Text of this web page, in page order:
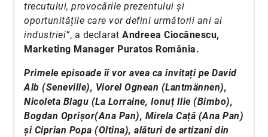
trecutului, provocările prezentului și
oportunitățile care vor defini următorii ani ai
industriei”, a declarat Andreea Ciocănescu,
Marketing Manager Puratos România.
Primele episoade îi vor avea ca invitați pe David
Alb (Seneville), Viorel Ognean (Lantmännen),
Nicoleta Blagu (La Lorraine, Ionuț Ilie (Bimbo),
Bogdan Oprișor(Ana Pan), Mirela Cață (Ana Pan)
și Ciprian Popa (Oltina), alături de artizani din